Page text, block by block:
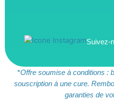
Suivez-
*Offre soumise à conditions :
souscription à une cure.
garanties de